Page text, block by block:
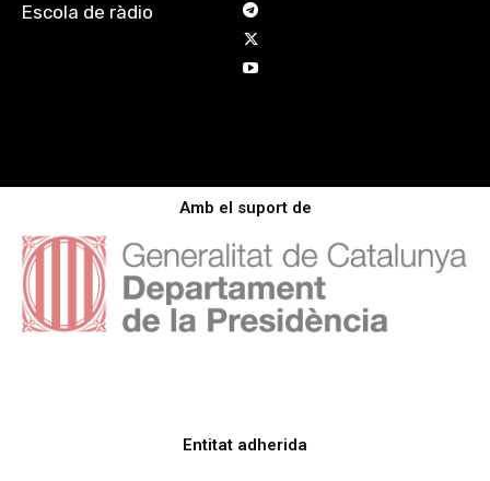
Escola de ràdio
Amb el suport de
Entitat adherida